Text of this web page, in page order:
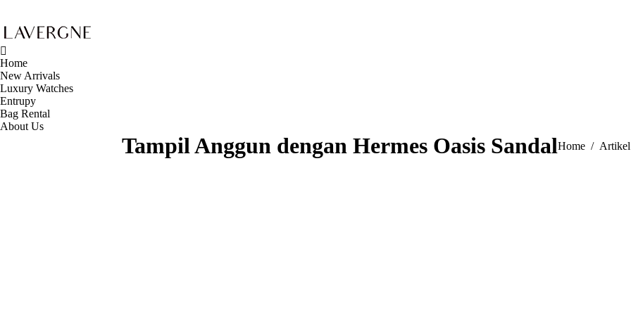
Home
New Arrivals
Luxury Watches
Entrupy
Bag Rental
About Us
Tampil Anggun dengan Hermes Oasis SandalYou are here:
Home Artikel